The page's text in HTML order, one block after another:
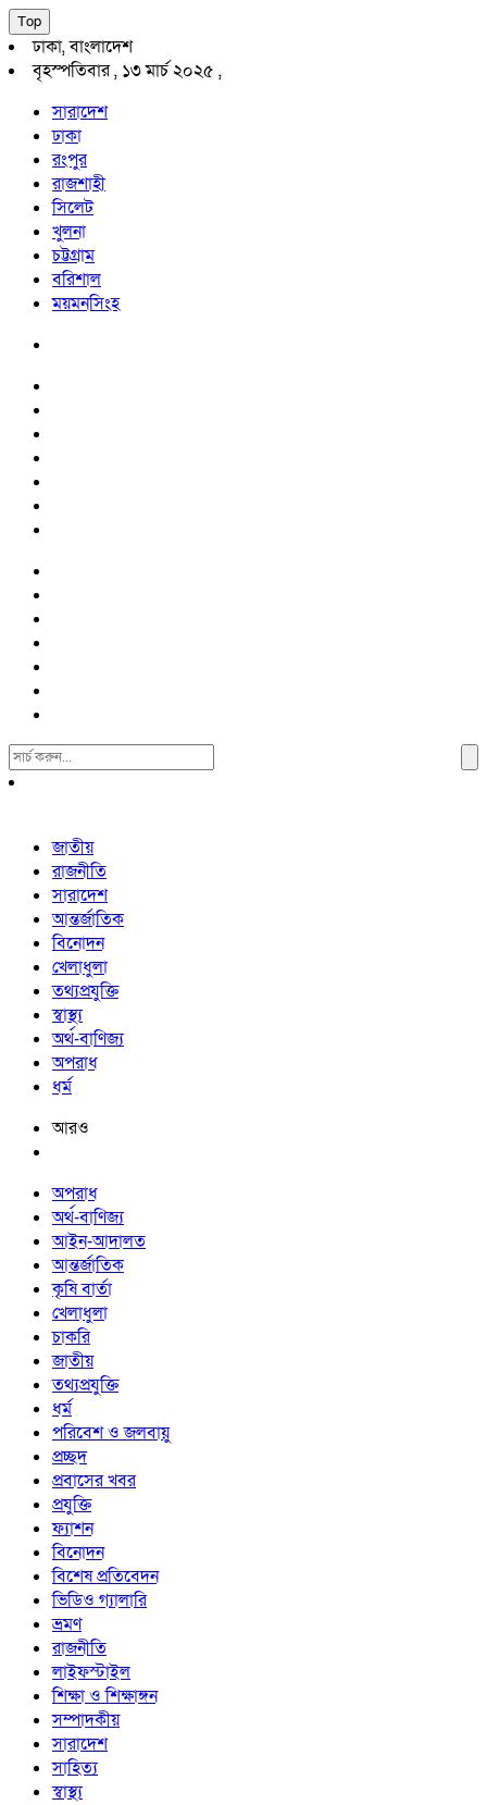
Top
ঢাকা, বাংলাদেশ
বৃহস্পতিবার , ১৩ মার্চ ২০২৫ ,
সারাদেশ
ঢাকা
রংপুর
রাজশাহী
সিলেট
খুলনা
চট্টগ্রাম
বরিশাল
ময়মনসিংহ
Search
For:
জাতীয়
রাজনীতি
সারাদেশ
আন্তর্জাতিক
বিনোদন
খেলাধুলা
তথ্যপ্রযুক্তি
স্বাস্থ্য
অর্থ-বাণিজ্য
অপরাধ
ধর্ম
আরও
অপরাধ
অর্থ-বাণিজ্য
আইন-আদালত
আন্তর্জাতিক
কৃষি বার্তা
খেলাধুলা
চাকরি
জাতীয়
তথ্যপ্রযুক্তি
ধর্ম
পরিবেশ ও জলবায়ু
প্রচ্ছদ
প্রবাসের খবর
প্রযুক্তি
ফ্যাশন
বিনোদন
বিশেষ প্রতিবেদন
ভিডিও গ্যালারি
ভ্রমণ
রাজনীতি
লাইফস্টাইল
শিক্ষা ও শিক্ষাঙ্গন
সম্পাদকীয়
সারাদেশ
সাহিত্য
স্বাস্থ্য